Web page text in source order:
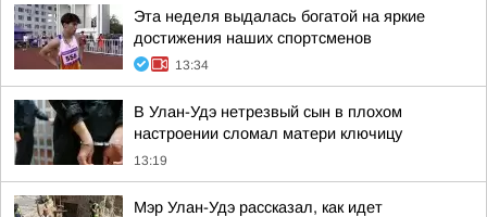
Эта неделя выдалась богатой на яркие
достижения наших спортсменов
13:34
В Улан-Удэ нетрезвый сын в плохом
настроении сломал матери ключицу
13:19
Мэр Улан-Удэ рассказал, как идет